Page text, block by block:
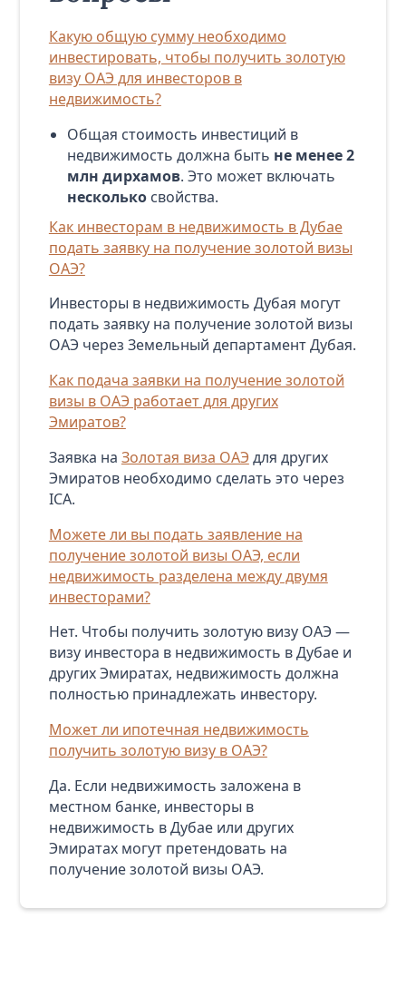
Какую общую сумму необходимо
инвестировать, чтобы получить золотую
визу ОАЭ для инвесторов в
недвижимость?
Общая стоимость инвестиций в
недвижимость должна быть не менее 2
млн дирхамов. Это может включать
несколькосвойства.
Как инвесторам в недвижимость в Дубае
подать заявку на получение золотой визы
ОАЭ?
Инвесторы в недвижимость Дубая могут
подать заявку на получение золотой визы
ОАЭ через Земельный департамент Дубая.
Как подача заявки на получение золотой
визы в ОАЭ работает для других
Эмиратов?
Заявка на Золотая виза ОАЭ для других
Эмиратов необходимо сделать это через
ICA.
Можете ли вы подать заявление на
получение золотой визы ОАЭ, если
недвижимость разделена между двумя
инвесторами?
Нет. Чтобы получить золотую визу ОАЭ —
визу инвестора в недвижимость в Дубае и
других Эмиратах, недвижимость должна
полностью принадлежать инвестору.
Может ли ипотечная недвижимость
получить золотую визу в ОАЭ?
Да. Если недвижимость заложена в
местном банке, инвесторы в
недвижимость в Дубае или других
Эмиратах могут претендовать на
получение золотой визы ОАЭ.